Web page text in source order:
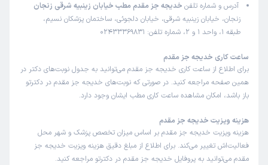
آدرس و شماره تلفن خدیجه جز مقدم مطب خیابان زینبیه شرقی زنجان
زنجان، خیابان زینبیه شرقی، خیابان دلجوئی، ساختمان پزشکان نسیم،
طبقه 1، واحد 1 و 2، شماره تلفن: 02433369831
ساعت کاری خدیجه جز مقدم
برای اطلاع از ساعت کاری خدیجه جز مقدم می‌توانید به جدول نوبت‌های دکتر در
همین صفحه مراجعه کنید. در صورتی که نوبت‌های خدیجه جز مقدم در دکترتو
باز باشد، امکان مشاهده ساعت کاری مطب ایشان وجود دارد.
هزینه ویزیت خدیجه جز مقدم
هزینه ویزیت خدیجه جز مقدم بر اساس میزان تخصص پزشک و شهر محل
فعالیت‌اش تغییر می‌کند. برای اطلاع از مبلغ دقیق هزینه ویزیت خدیجه جز
مقدم می‌توانید به پروفایل خدیجه جز مقدم در دکترتو مراجعه کنید.